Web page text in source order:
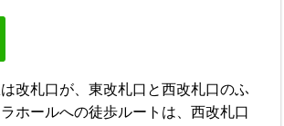
改札口が、東改札口と西改札口のふ
ホールへの徒歩ルートは、西改札口